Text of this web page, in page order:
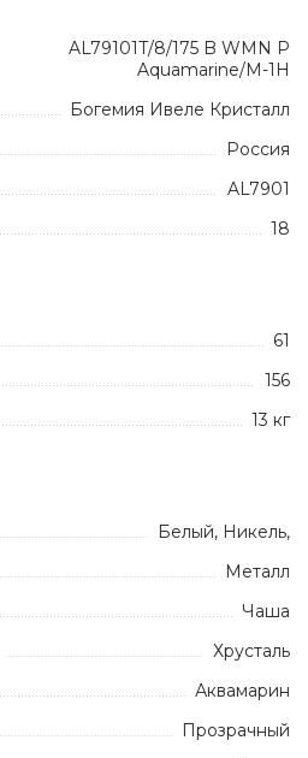
AL79101T/8/175 B WMN P
Aquamarine/M-1H
Богемия Ивеле Кристалл
Россия
AL7901
18
61
156
13 кг
Белый, Никель,
Металл
Чаша
Хрусталь
Аквамарин
Прозрачный